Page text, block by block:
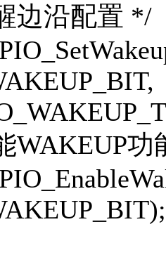
边沿配置 */
功